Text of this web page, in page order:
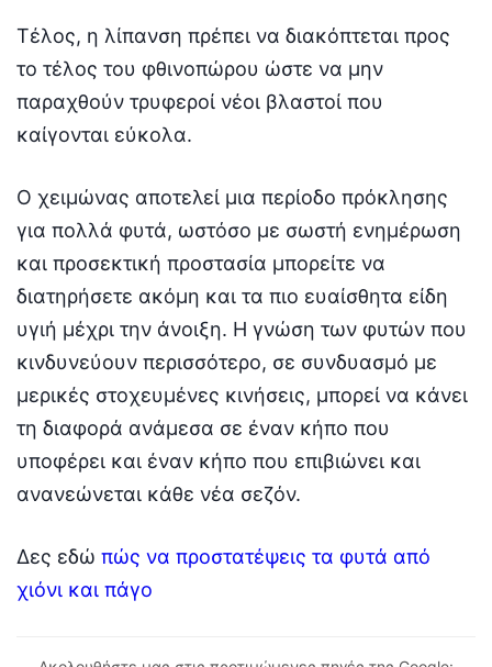
Τέλος, η λίπανση πρέπει να διακόπτεται προς
το τέλος του φθινοπώρου ώστε να μην
παραχθούν τρυφεροί νέοι βλαστοί που
καίγονται εύκολα.
Ο χειμώνας αποτελεί μια περίοδο πρόκλησης
για πολλά φυτά, ωστόσο με σωστή ενημέρωση
και προσεκτική προστασία μπορείτε να
διατηρήσετε ακόμη και τα πιο ευαίσθητα είδη
υγιή μέχρι την άνοιξη. Η γνώση των φυτών που
κινδυνεύουν περισσότερο, σε συνδυασμό με
μερικές στοχευμένες κινήσεις, μπορεί να κάνει
τη διαφορά ανάμεσα σε έναν κήπο που
υποφέρει και έναν κήπο που επιβιώνει και
ανανεώνεται κάθε νέα σεζόν.
Δες εδώ πώς να προστατέψεις τα φυτά από
χιόνι και πάγο